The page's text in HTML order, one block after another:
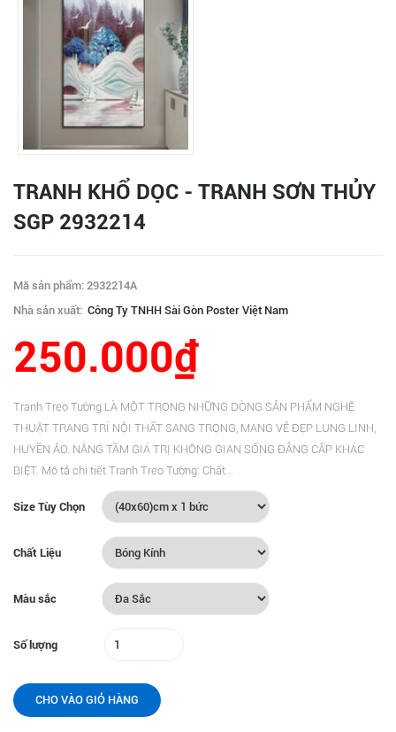
TRANH KHỔ DỌC - TRANH SƠN THỦY
SGP 2932214
Mã sản phẩm: 2932214A
Nhà sản xuất: Công Ty TNHH Sài Gòn Poster Việt Nam
250.000₫
Tranh Treo Tường LÀ MỘT TRONG NHỮNG DÒNG SẢN PHẨM NGHỆ
THUẬT TRANG TRÍ NỘI THẤT SANG TRỌNG, MANG VẺ ĐẸP LUNG LINH,
HUYỀN ẢO. NÂNG TẦM GIÁ TRỊ KHÔNG GIAN SỐNG ĐẲNG CẤP KHÁC
BIỆT. Mô tả chi tiết Tranh Treo Tường: Chất...
Size Tùy Chọn
Chất Liệu
Màu sắc
Số lượng
CHO VÀO GIỎ HÀNG